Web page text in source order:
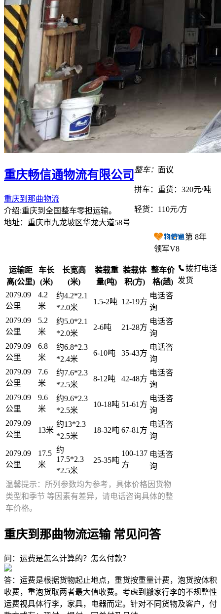
重庆畅信通物流有限公司
重庆到那曲物流
介绍:重庆到全国整车零担运输。
地址：重庆市九龙坡区华龙大道58号
整车： 面议
拼车： 重货：320元/吨
轻货： 110元/方
第 8年
领军V8
拨打电话
发货
运输距
离(公里)
车长
(米)
长宽高
(米)
装载重
量(吨)
装载体
积(方)
整车价
格(趟)
2079.09
公里
4.2
米
约4.2*2.1
*2.0米
1.5-2吨 12-19方
电话咨
询
2079.09
公里
5.2
米
约5.0*2.1
*2.0米
2-6吨 21-28方
电话咨
询
2079.09
公里
6.8
米
约6.8*2.3
*2.4米
6-10吨 35-43方
电话咨
询
2079.09
公里
7.6
米
约7.6*2.3
*2.5米
8-12吨 42-48方
电话咨
询
2079.09
公里
9.6
米
约9.6*2.3
*2.5米
10-18吨 51-61方
电话咨
询
2079.09
公里
13米
约13*2.3
*2.5米
18-32吨 67-81方
电话咨
询
2079.09
公里
17.5
米
约
17.5*2.3
*2.5米
25-35吨
100-137
方
电话咨
询
温馨提示：所列参数均为参考，具体价格因货物
类型和季节 等因素有差异，请电话咨询具体的整
车价格。
重庆到那曲物流运输 常见问答
问：运费是怎么计算的？怎么付款？
答：运费是根据货物起止地点，重货按重量计费，泡货按体积
收费，重泡货取两者最大值收费。考虑到搬家行李的不规整性
运费视具体行李，家具，电器而定。针对不同货物及客户，付